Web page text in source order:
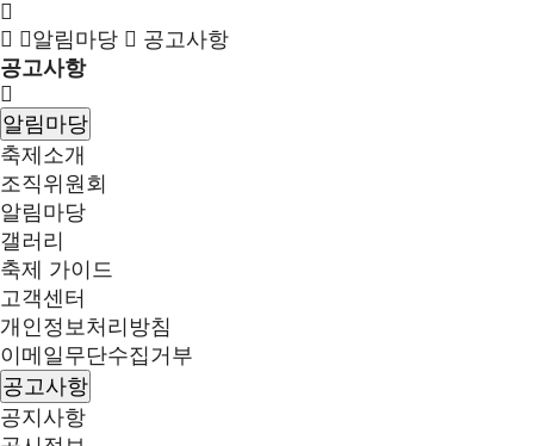
알림마당
공고사항
공고사항
알림마당
축제소개
조직위원회
알림마당
갤러리
축제 가이드
고객센터
개인정보처리방침
이메일무단수집거부
공고사항
공지사항